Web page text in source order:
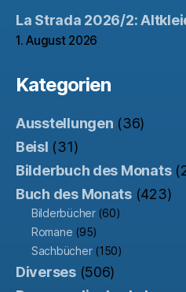
La Strada 2026/2:
1. August 2026
Kategorien
Ausstellungen (36)
Beisl (31)
Bilderbuch des Monats
Buch des Monats(423)
Bilderbücher(60)
Romane (95)
Sachbücher(150)
Diverses(506)